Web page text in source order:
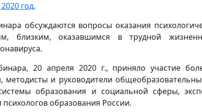
год.
обсуждаются вопросы оказания
близким, оказавшимся в трудной
20 апреля 2020 г., приняло участие
методисты и руководители
системы образования и социальной сферы,
образования России.